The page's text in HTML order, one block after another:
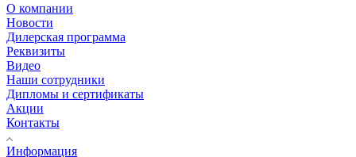
О компании
Новости
Дилерская программа
Реквизиты
Видео
Наши сотрудники
Дипломы и сертификаты
Акции
Контакты
Информация